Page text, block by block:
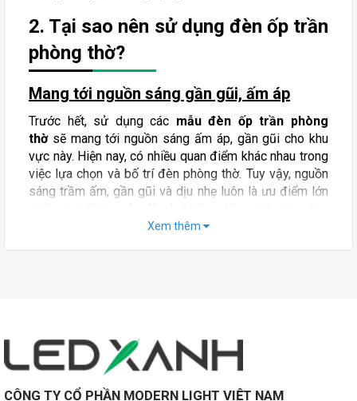
2. Tại sao nên sử dụng đèn ốp trần
phòng thờ?
Mang tới nguồn sáng gần gũi, ấm áp
Trước hết, sử dụng các mẫu đèn ốp trần phòng
thờ sẽ mang tới nguồn sáng ấm áp, gần gũi cho khu
vực này. Hiện nay, có nhiều quan điểm khác nhau trong
việc lựa chọn và bố trí đèn phòng thờ. Tuy vậy, nguồn
sáng trầm ấm, gần gũi và dịu nhẹ luôn là ưu điểm lớn
đèn bắt mắt, sang trọng và rất gọn. Mẫu đèn này phù
hợp với cả những phòng thờ có diện tích hạn chế. Các
chi tiết trên đèn ốp trần phòng thờ được chế tác kỳ
công, tỉ mỉ và tinh xảo. Những mẫu đèn này thường có
Xem thêm
CÔNG TY CỔ PHẦN MODERN LIGHT VIỆT NAM